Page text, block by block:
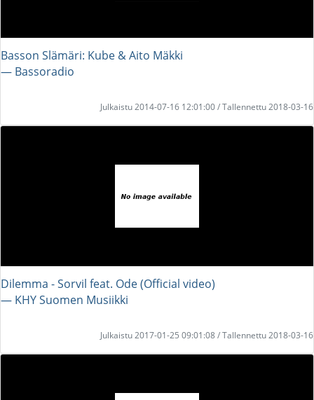
Basson Slämäri: Kube & Aito Mäkki
― Bassoradio
Julkaistu 2014-07-16 12:01:00 / Tallennettu 2018-03-16
Dilemma - Sorvil feat. Ode (Official video)
― KHY Suomen Musiikki
Julkaistu 2017-01-25 09:01:08 / Tallennettu 2018-03-16